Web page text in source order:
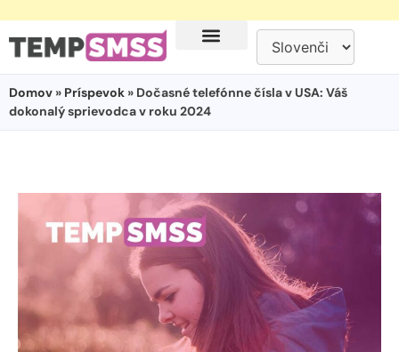
Domov » Príspevok » Dočasné telefónne čísla v USA: Váš
dokonalý sprievodca v roku 2024